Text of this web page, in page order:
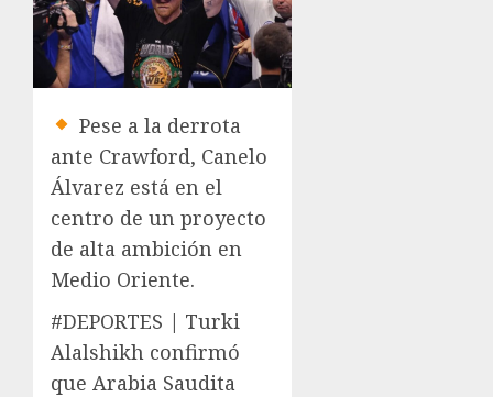
Pese a la derrota
ante Crawford, Canelo
Álvarez está en el
centro de un proyecto
de alta ambición en
Medio Oriente.
#DEPORTES | Turki
Alalshikh confirmó
que Arabia Saudita